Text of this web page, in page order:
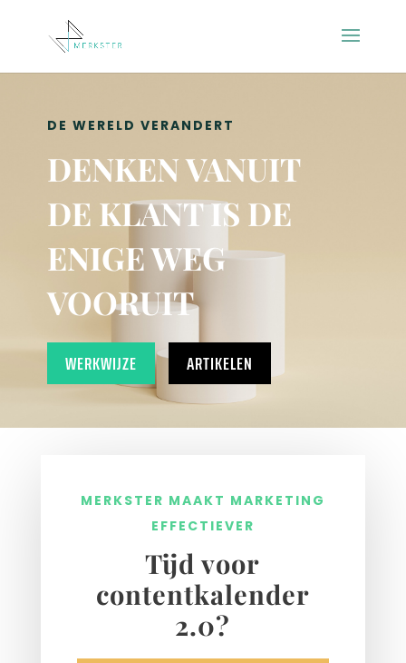
DE WERELD VERANDERT
DENKEN VANUIT
DE KLANT IS DE
ENIGE WEG
VOORUIT
WERKWIJZE ARTIKELEN
MERKSTER MAAKT MARKETING
EFFECTIEVER
Tijd voor
contentkalender
2.0?